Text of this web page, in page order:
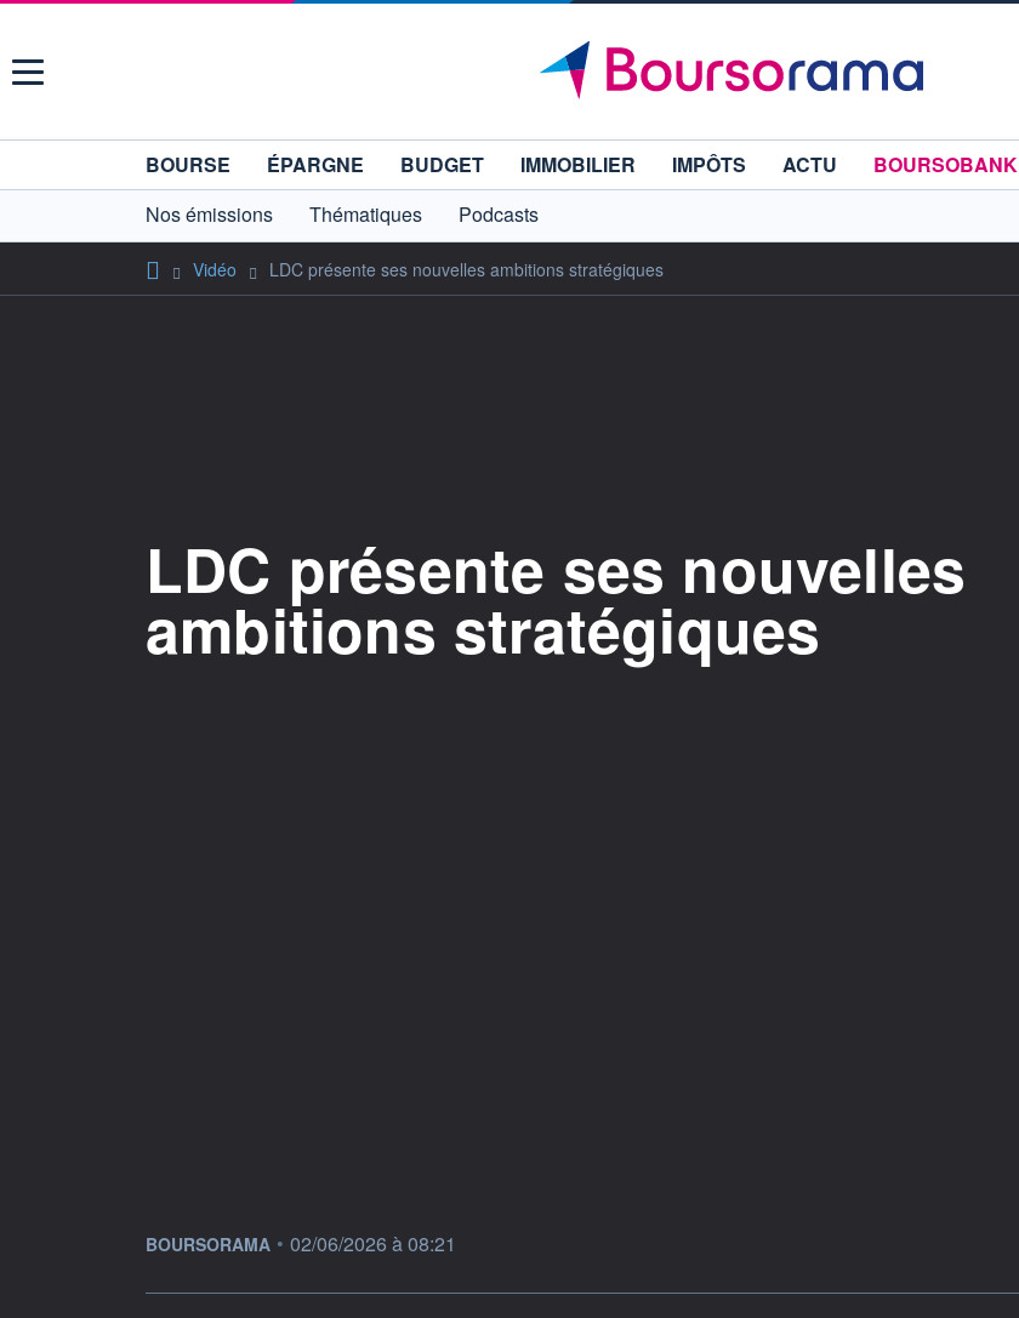
Menu
BOURSE ÉPARGNE BUDGET IMMOBILIER IMPÔTS ACTU
BOURSOBANK
Nos émissions
Thématiques Podcasts
Vidéo LDC présente ses nouvelles ambitions stratégiques
LDC présente ses nouvelles
ambitions stratégiques
information fournie par
BOURSORAMA • 02/06/2026 à 08:21